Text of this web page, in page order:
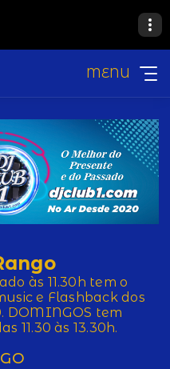
MENU
às 11.30h tem o
e Flashback dos
DOMINGOS tem
11.30 às 13.30h.